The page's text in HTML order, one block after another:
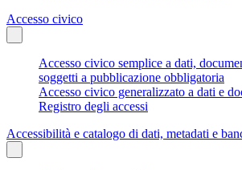
Accesso civico
Accesso civico semplice a dati,
soggetti a pubblicazione obbligatoria
Accesso civico generalizzato a dati e
Registro degli accessi
Accessibilità e catalogo di dati, metadati e